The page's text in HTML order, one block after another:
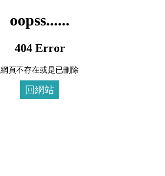
oopss......
404 Error
網頁不存在或是已刪除
回網站